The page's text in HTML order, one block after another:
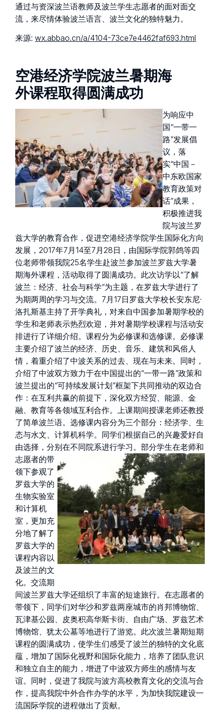
通过与资深波兰语教师及波兰学生志愿者的面对面交
流，来尽情体验波兰语言、波兰文化的独特魅力。
来源:wx.abbao.cn/a/4104-73ce7e4462faf693.html
空港经济学院波兰暑期海
外课程取得圆满成功
为响应中
国“一带一
路”发展倡
议，落
实“中国－
中东欧国家
教育政策对
话”成果，
积极推进我
院与波兰罗
兹大学的教育合作，促进空港经济学院学生国际化方向
发展，2017年7月14至7月28日，由国际学院郭鸽等四
位老师带领我院25名学生赴波兰参加波兰罗兹大学暑
期海外课程，活动取得了圆满成功。此次访学以“了解
波兰：经济、社会与科学”为主题，在罗兹大学进行了
为期两周的学习与交流。7月17日罗兹大学校长安东尼·
洛扎斯基主持了开学典礼，对来自中国参加暑期学校的
学生和老师表示热烈欢迎，并对暑期学校课程与活动安
排进行了详细介绍。课程分为必修课和选修课。必修课
主要介绍了波兰的经济、历史、音乐、建筑和风俗人
情，着重介绍了中波关系的过去、现在与未来。同时，
介绍了中波双方致力于在中国提出的“一带一路”政策和
波兰提出的“可持续发展计划”框架下共同推动的双边合
作：在互利共赢的前提下，深化双方经贸、能源、金
融、教育等各领域互利合作。上课期间授课老师还教授
了简单波兰语。选修课内容分为三个部分：经济学、生
态与水文、计算机科学。同学们根据自己的兴趣爱好自
由选择，分别在不同院系进行学习。部分学生在老师和
志愿者的带
领下参观了
罗兹大学的
生物实验室
和计算机
室，更加充
分地了解了
罗兹大学的
课程内容以
及波兰的文
化。交流期
间波兰罗兹大学还组织了丰富的短途旅行。在志愿者的
带领下，同学们对华沙和罗兹两座城市的肖邦博物馆、
瓦津基公园、皮奥积高华斯卡街、自由广场、罗兹艺术
博物馆、犹太公墓等地进行了游览。此次波兰暑期短期
课程的圆满成功，使学生们感受了波兰的独特的文化底
蕴，增加了国际化视野和国际化能力，培养了团队意识
和独立自主的能力，增进了中波双方师生的感情与友
谊。同时，促进了我院与波方高校教育文化的交流与合
作，提高我院中外合作办学的水平，为加快我院建设一
流国际学院的进程做出了贡献。